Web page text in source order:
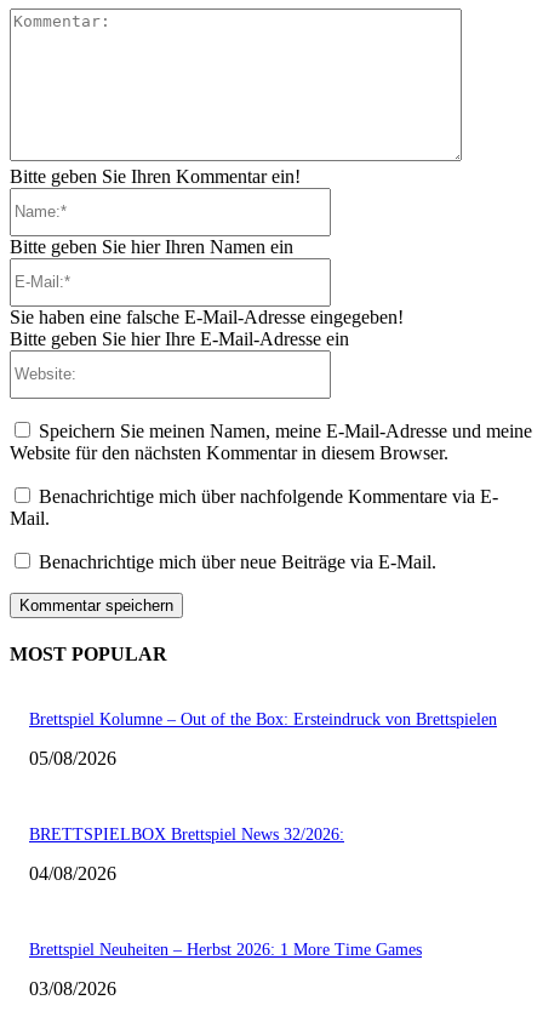
Bitte geben Sie Ihren Kommentar ein!
Bitte geben Sie hier Ihren Namen ein
Sie haben eine falsche E-Mail-Adresse eingegeben!
Bitte geben Sie hier Ihre E-Mail-Adresse ein
Speichern Sie meinen Namen, meine E-Mail-Adresse und meine
Website für den nächsten Kommentar in diesem Browser.
Benachrichtige mich über nachfolgende Kommentare via E-
Mail.
Benachrichtige mich über neue Beiträge via E-Mail.
MOST POPULAR
Brettspiel Kolumne – Out of the Box: Ersteindruck von Brettspielen
05/08/2026
BRETTSPIELBOX Brettspiel News 32/2026:
04/08/2026
Brettspiel Neuheiten – Herbst 2026: 1 More Time Games
03/08/2026